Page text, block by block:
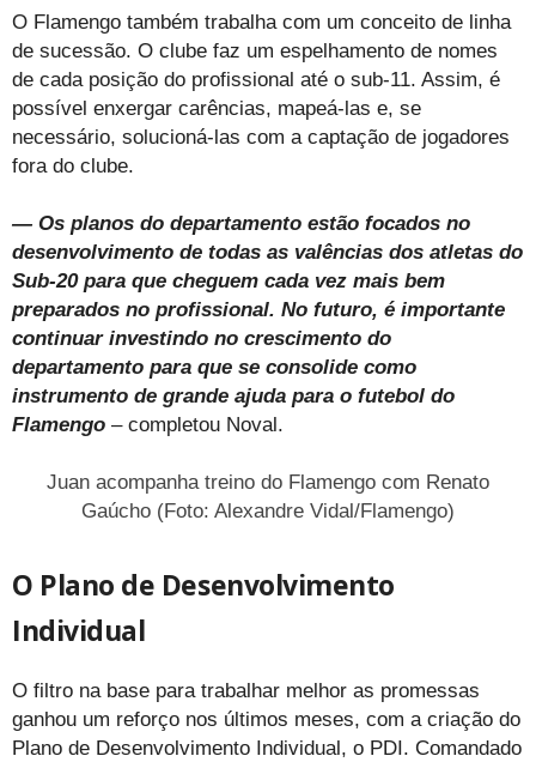
O Flamengo também trabalha com um conceito de linha
de sucessão. O clube faz um espelhamento de nomes
de cada posição do profissional até o sub-11. Assim, é
possível enxergar carências, mapeá-las e, se
necessário, solucioná-las com a captação de jogadores
fora do clube.
— Os planos do departamento estão focados no
desenvolvimento de todas as valências dos atletas do
Sub-20 para que cheguem cada vez mais bem
preparados no profissional. No futuro, é importante
continuar investindo no crescimento do
departamento para que se consolide como
instrumento de grande ajuda para o futebol do
Flamengo – completou Noval.
Juan acompanha treino do Flamengo com Renato
Gaúcho (Foto: Alexandre Vidal/Flamengo)
O Plano de Desenvolvimento
Individual
O filtro na base para trabalhar melhor as promessas
ganhou um reforço nos últimos meses, com a criação do
Plano de Desenvolvimento Individual, o PDI. Comandado